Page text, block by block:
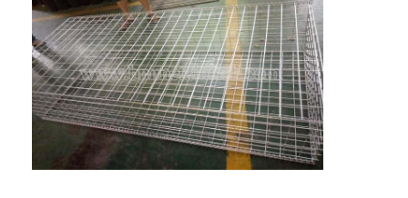
압출기 필터 스크린
압출기 스크린 팩
와이어 로프 메쉬
파델 코트 울타리